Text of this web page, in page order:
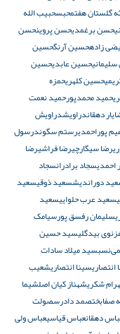
گلستان هفتمحبسحبیب الله
حسن برغمدیحسن پروینحسن
زادهحسین آرنگحسین
حسین عابدیحسین
حسین کلهریحمزه
حمید محمدپورحمید نعمت
دهقاندراویشدراویش
پوراحمدیرستم سگوندرسول
رضا سیگارچیرضا فراشیرضا
احمدیسجاد برادرانسجاد
دوراندیشسعید ذوقیسعید
سعید عرب حلواییسعید
سلیمان رفسق پورسیامک
بیدگلیسید حسین
سید میلاد سادات
سینا انتصاریشعیب
شکریشهناز کیان اصلشیما
صمد دادرسصولت
دهقانعباس قیاسیعباس ولی